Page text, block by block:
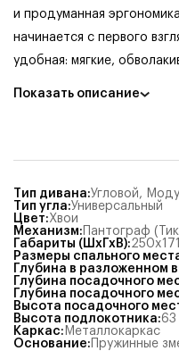
и продуманная
начинается с первого
удобная: мягкие,
Показать описание
Тип дивана:Угловой,
Тип угла:Универсальный
Цвет:Хвои
Механизм: Пантограф
Габариты (ШхГхВ):
Размеры спального
Глубина в разложенном
Глубина посадочного
Глубина посадочного
Высота посадочного
Высота подлокотника:63
Каркас: Металлокаркас
Основание: Пружинные